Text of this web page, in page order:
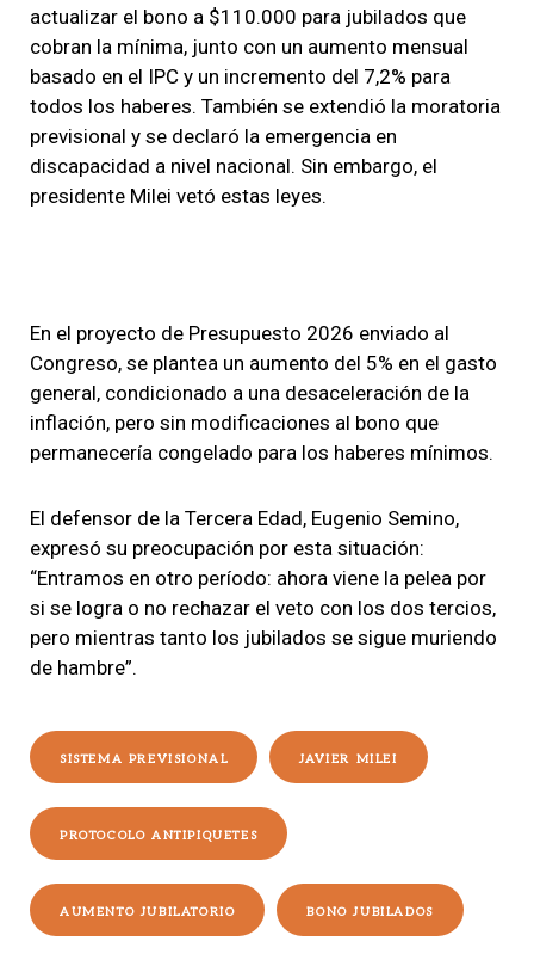
actualizar el bono a $110.000 para jubilados que
cobran la mínima, junto con un aumento mensual
basado en el IPC y un incremento del 7,2% para
todos los haberes. También se extendió la moratoria
previsional y se declaró la emergencia en
discapacidad a nivel nacional. Sin embargo, el
presidente Milei vetó estas leyes.
En el proyecto de Presupuesto 2026 enviado al
Congreso, se plantea un aumento del 5% en el gasto
general, condicionado a una desaceleración de la
inflación, pero sin modificaciones al bono que
permanecería congelado para los haberes mínimos.
El defensor de la Tercera Edad, Eugenio Semino,
expresó su preocupación por esta situación:
“Entramos en otro período: ahora viene la pelea por
si se logra o no rechazar el veto con los dos tercios,
pero mientras tanto los jubilados se sigue muriendo
de hambre”.
SISTEMA PREVISIONAL JAVIER MILEI
PROTOCOLO ANTIPIQUETES
AUMENTO JUBILATORIO BONO JUBILADOS